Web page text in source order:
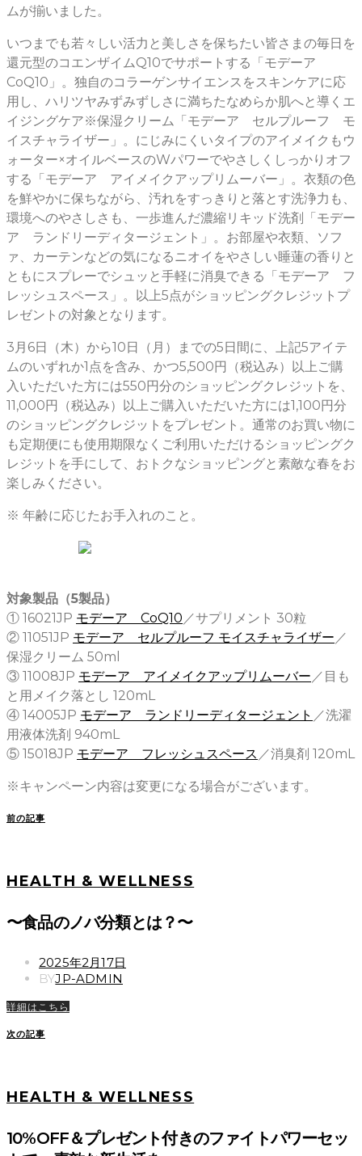
ムが揃いました。
いつまでも若々しい活力と美しさを保ちたい皆さまの毎日を
還元型のコエンザイムQ10でサポートする「モデーア
CoQ10」。独自のコラーゲンサイエンスをスキンケアに応
用し、ハリツヤみずみずしさに満ちたなめらか肌へと導くエ
イジングケア※保湿クリーム「モデーア セルプルーフ モ
イスチャライザー」。にじみにくいタイプのアイメイクもウ
ォーター×オイルベースのWパワーでやさしくしっかりオフ
する「モデーア アイメイクアップリムーバー」。衣類の色
を鮮やかに保ちながら、汚れをすっきりと落とす洗浄力も、
環境へのやさしさも、一歩進んだ濃縮リキッド洗剤「モデー
ア ランドリーディタージェント」。お部屋や衣類、ソフ
ァ、カーテンなどの気になるニオイをやさしい睡蓮の香りと
ともにスプレーでシュッと手軽に消臭できる「モデーア フ
レッシュスペース」。以上5点がショッピングクレジットプ
レゼントの対象となります。
3月6日（木）から10日（月）までの5日間に、上記5アイテ
ムのいずれか1点を含み、かつ5,500円（税込み）以上ご購
入いただいた方には550円分のショッピングクレジットを、
11,000円（税込み）以上ご購入いただいた方には1,100円分
のショッピングクレジットをプレゼント。通常のお買い物に
も定期便にも使用期限なくご利用いただけるショッピングク
レジットを手にして、おトクなショッピングと素敵な春をお
楽しみください。
※ 年齢に応じたお手入れのこと。
対象製品（5製品）
① 16021JP モデーア CoQ10 ／サプリメント 30粒
② 11051JP モデーア セルプルーフ モイスチャライザー ／
保湿クリーム 50ml
③ 11008JP モデーア アイメイクアップリムーバー ／目も
と用メイク落とし 120mL
④ 14005JP モデーア ランドリーディタージェント ／洗濯
用液体洗剤 940mL
⑤ 15018JP モデーア フレッシュスペース ／消臭剤 120mL
※キャンペーン内容は変更になる場合がございます。
前の記事
HEALTH & WELLNESS
〜食品のノバ分類とは？〜
POSTED
ON
2025年2月17日
BYJP-ADMIN
詳細はこちら
次の記事
HEALTH & WELLNESS
10%OFF＆プレゼント付きのファイトパワーセッ